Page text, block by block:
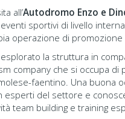
all’Autodromo Enzo e
sportivi di livello
operazione di promozione
la struttura in
company che si occupa di
faentino. Una buona
esperti del settore e
team building e training